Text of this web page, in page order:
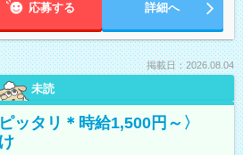
応募する 詳細へ
掲載日：2026.08.04
未読
ッタリ＊時給1,500円～〉